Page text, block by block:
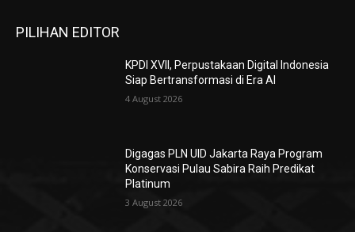
PILIHAN EDITOR
KPDI XVII, Perpustakaan Digital Indonesia
Siap Bertransformasi di Era AI
4 August 2026
Digagas PLN UID Jakarta Raya Program
Konservasi Pulau Sabira Raih Predikat
Platinum
3 August 2026